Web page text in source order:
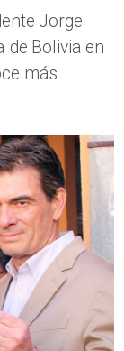
Jorge
de Bolivia en
más